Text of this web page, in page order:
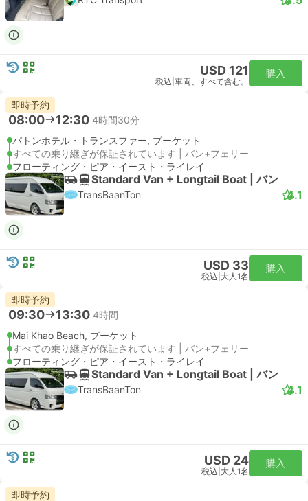
USD 121
税込 車両、すべて含む。
購入
即時予約
08:00 12:30 4時間30分
パトンホテル・トランスファー, プーケット
すべての乗り継ぎが保証されています | バン+フェリー
フローティング・ピア・イースト・ライレイ
Standard Van + Longtail Boat | バン
TransBaanTon 4.1
USD 33
税込 大人1名
購入
即時予約
09:30 13:30 4時間
Mai Khao Beach, プーケット
すべての乗り継ぎが保証されています | バン+フェリー
フローティング・ピア・イースト・ライレイ
Standard Van + Longtail Boat | バン
TransBaanTon 4.1
USD 24
税込 大人1名
購入
即時予約